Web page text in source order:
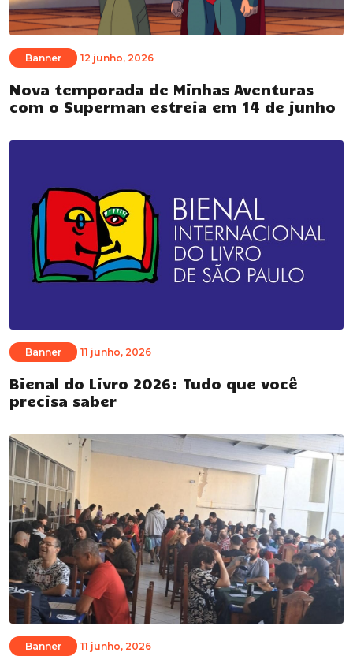
Banner 12 junho, 2026
Nova temporada de Minhas Aventuras
com o Superman estreia em 14 de junho
Banner 11 junho, 2026
Bienal do Livro 2026: Tudo que você
precisa saber
Banner 11 junho, 2026